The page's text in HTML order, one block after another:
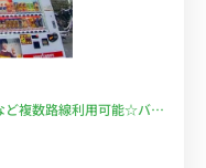
ど複数路線利用可能☆バス